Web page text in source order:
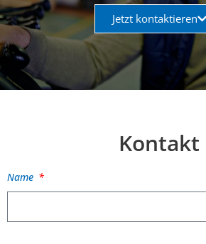
Jetzt kontaktieren
Kontakt
Name